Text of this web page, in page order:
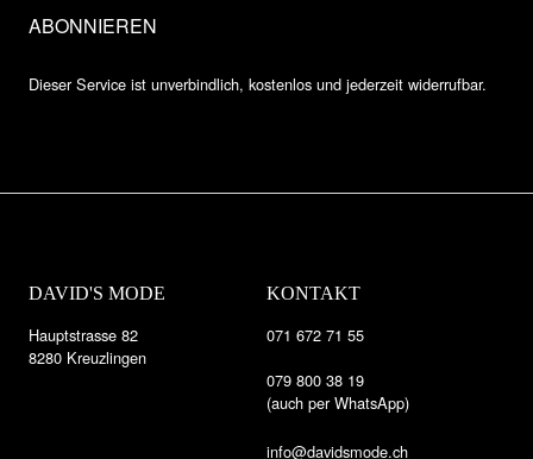
Dieser Service ist unverbindlich, kostenlos und jederzeit widerrufbar.
DAVID'S MODE
Hauptstrasse 82
8280 Kreuzlingen
KONTAKT
071 672 71 55
079 800 38 19
(auch per WhatsApp)
info@davidsmode.ch